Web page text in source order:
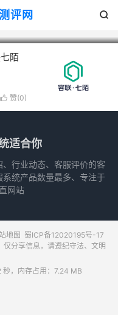
评网 
陌
 赞(0)
适合你
行业动态、客服评价的客
统产品数量最多、专注于
网站
地图 蜀ICP备12020195号-17
分享信息，请遵纪守法、文明
，内存占用：7.24 MB